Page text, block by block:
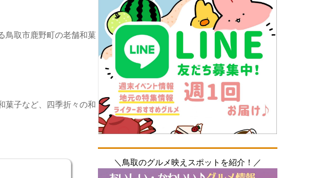
鳥取市鹿野町の老舗和菓
菓子など、四季折々の和
＼鳥取のグルメ映えスポットを紹介！／